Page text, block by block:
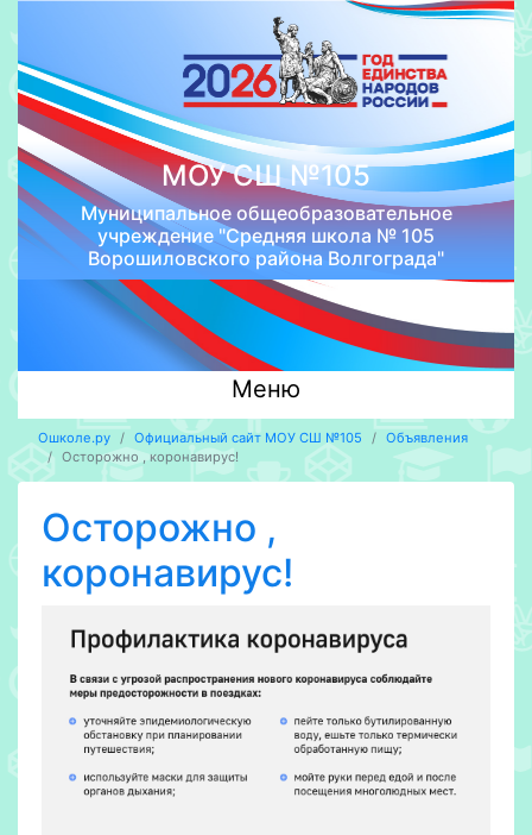
МОУ СШ №105
Муниципальное общеобразовательное
учреждение "Средняя школа № 105
Ворошиловского района Волгограда"
Меню
Ошколе.ру Официальный сайт МОУ СШ №105
Объявления
Осторожно , коронавирус!
Осторожно ,
коронавирус!